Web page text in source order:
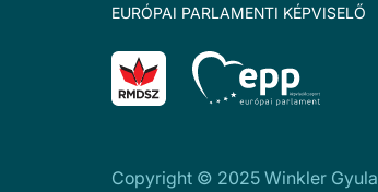
EURÓPAI PARLAMENTI KÉPVISELŐ
Copyright © 2025 Winkler Gyula